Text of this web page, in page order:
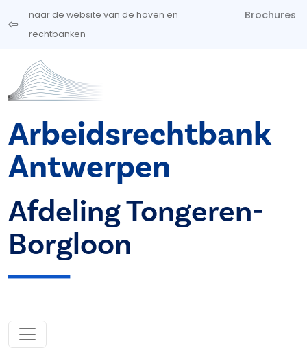
Overslaan en naar de inhoud gaan
naar de website van de hoven en
rechtbanken
Brochures
Arbeidsrechtbank
Antwerpen
Afdeling Tongeren-
Borgloon